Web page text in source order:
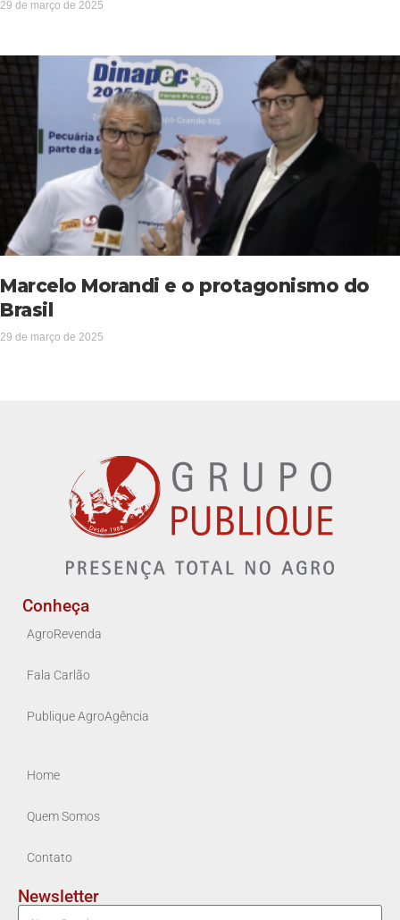
29 de março de 2025
Marcelo Morandi e o protagonismo do
Brasil
29 de março de 2025
Conheça
AgroRevenda
Fala Carlão
Publique AgroAgência
Home
Quem Somos
Contato
Newsletter